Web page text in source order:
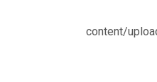
content/